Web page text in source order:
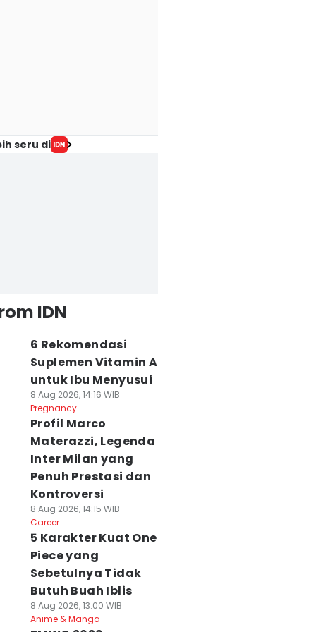
seru di
IDN
6 Rekomendasi
Suplemen Vitamin A
untuk Ibu Menyusui
8 Aug 2026, 14:16 WIB
Pregnancy
Profil Marco
Materazzi, Legenda
Inter Milan yang
Penuh Prestasi dan
Kontroversi
8 Aug 2026, 14:15 WIB
Career
5 Karakter Kuat One
Piece yang
Sebetulnya Tidak
Butuh Buah Iblis
8 Aug 2026, 13:00 WIB
Anime & Manga